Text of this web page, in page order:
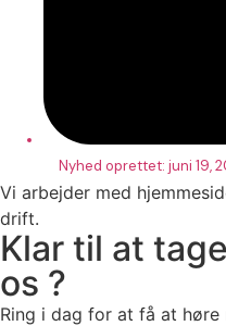
Nyhed oprettet: juni 19,
Vi arbejder med
drift.
Klar til at
os ?
Ring i dag for at få at høre